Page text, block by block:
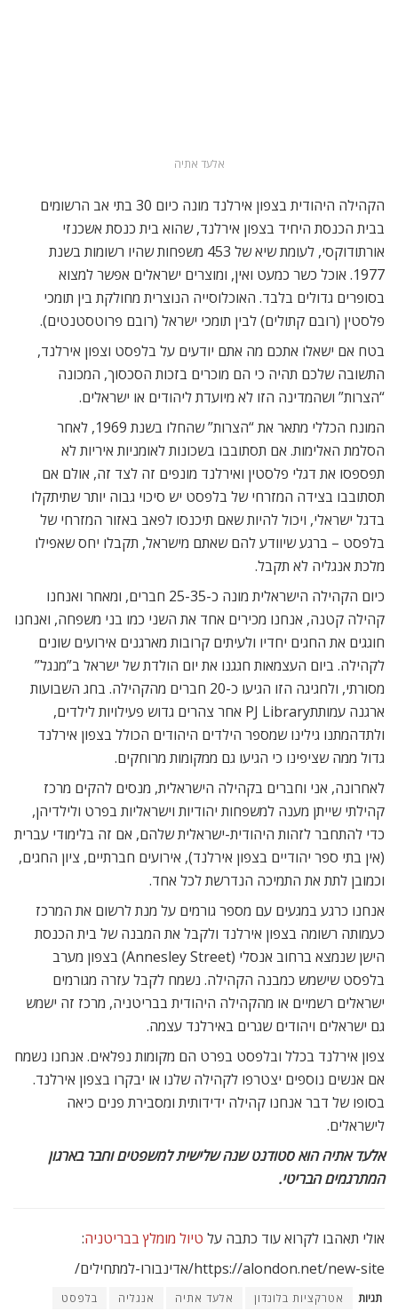
קהילה קטנה, אנחנו מכירים אחד את השני כמו בני משפחה, ואנחנו
לקהילה. ביום העצמאות חגגנו את יום הולדת של ישראל ב”מנגל”
מסורתי, ולחגיגה הזו הגיעו כ-20 חברים מהקהילה. בחג השבועות
ארגנה עמותתPJ Library אחר צהרים גדוש פעילויות לילדים,
ולתדהמתנו גילינו שמספר הילדים היהודים הכולל בצפון אירלנד
גדול ממה שציפינו כי הגיעו גם ממקומות מרוחקים.
לאחרונה, אני וחברים בקהילה הישראלית, מנסים להקים מרכז
קהילתי שייתן מענה למשפחות יהודיות וישראליות בפרט ולילדיהן,
כדי להתחבר לזהות היהודית-ישראלית שלהם, אם זה בלימודי עברית
(אין בתי ספר יהודיים בצפון אירלנד), אירועים חברתיים, ציון החגים,
וכמובן לתת את התמיכה הנדרשת לכל אחד.
אנחנו כרגע במגעים עם מספר גורמים על מנת לרשום את המרכז
כעמותה רשומה בצפון אירלנד ולקבל את המבנה של בית הכנסת
הישן שנמצא ברחוב אנסלי (Annesley Street) בצפון מערב
בלפסט שישמש כמבנה הקהילה. נשמח לקבל עזרה מגורמים
ישראלים רשמיים או מהקהילה היהודית בבריטניה, מרכז זה ישמש
גם ישראלים ויהודים שגרים באירלנד עצמה.
צפון אירלנד בכלל ובלפסט בפרט הם מקומות נפלאים. אנחנו נשמח
אם אנשים נוספים יצטרפו לקהילה שלנו או יבקרו בצפון אירלנד.
בסופו של דבר אנחנו קהילה ידידותית ומסבירת פנים כיאה
לישראלים.
אלעד אתיה הוא סטודנט שנה שלישית למשפטים וחבר בארגון
המתרגמים הבריטי.
אולי תאהבו לקרוא עוד כתבה עלטיול מומלץ בבריטניה:
https://alondon.net/new-site/אדינבורו-למתחילים/
תגיות אטרקציות בלונדון אלעד אתיה אנגליה
בלפסט
בריטניה
גנים בוטניים בצפון אירלנד
המלצה לטיול בבריטניה
טיול בצפון אירלנד
טיול מומלץ בריטניה
ישראלים באנגליה
ישראלים בבריטניה
ישראלים בלונדון
ישראלים בצפון אירלנד
מה לעשות בלונדון
מוזיאון הטיטניק
מוזיאונים בבלפסט
מוזיאונים בצפון אירלנד
סיור בבלפסט
סיור בצפון אירלנד צפון אירלנד
שוק בבלפסט
שוק בצפון אירלנד
שערים בבלפסט תיירות בבריטניה